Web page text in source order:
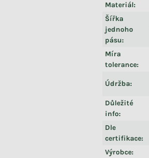
Materiál:
Šířka
jednoho
pásu:
Míra
tolerance:
Údržba:
Důležité
info:
Dle
certifikace:
Výrobce: